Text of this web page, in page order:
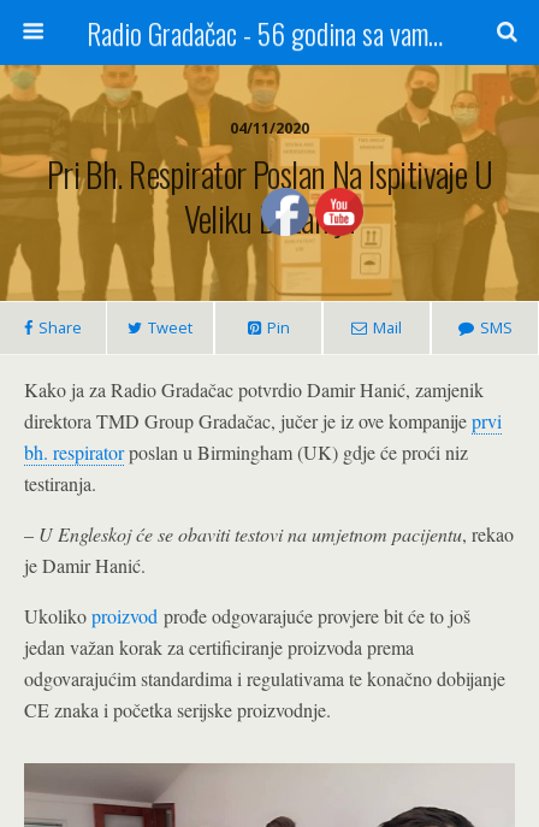
Radio Gradačac - 56 godina sa vama...
04/11/2020
Pri Bh. Respirator Poslan Na Ispitivaje U
Veliku Britaniju
Share Tweet Pin Mail SMS
Kako ja za Radio Gradačac potvrdio Damir Hanić, zamjenik
direktora TMD Group Gradačac, jučer je iz ove kompanijeprvi
bh. respiratorposlan u Birmingham (UK) gdje će proći niz
testiranja.
– U Engleskoj će se obaviti testovi na umjetnom pacijentu, rekao
je Damir Hanić.
Ukolikoproizvod prođe odgovarajuće provjere bit će to još
jedan važan korak za certificiranje proizvoda prema
odgovarajućim standardima i regulativama te konačno dobijanje
CE znaka i početka serijske proizvodnje.